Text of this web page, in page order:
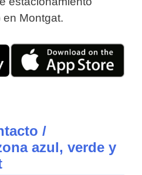
Montgat.
/
azul, verde y